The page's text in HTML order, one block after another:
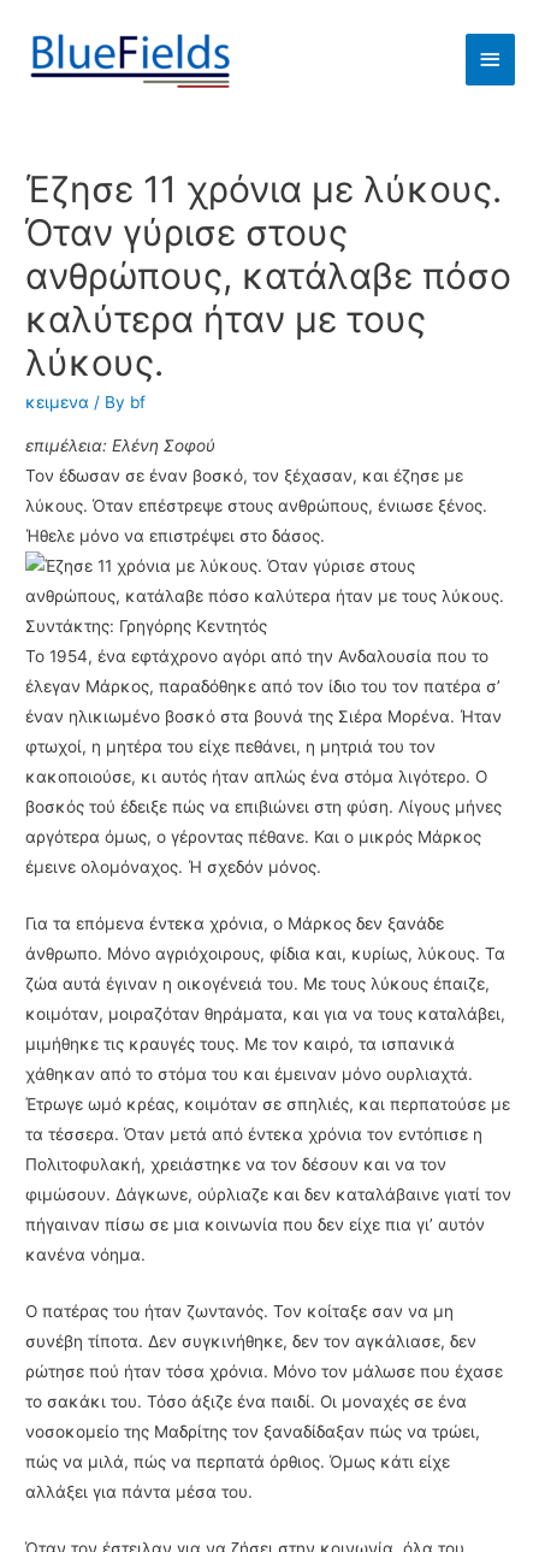
Έζησε 11 χρόνια με λύκους.
Όταν γύρισε στους
ανθρώπους, κατάλαβε πόσο
καλύτερα ήταν με τους
λύκους.
κειμενα / By bf
επιμέλεια: Ελένη Σοφού
Τον έδωσαν σε έναν βοσκό, τον ξέχασαν, και έζησε με
λύκους. Όταν επέστρεψε στους ανθρώπους, ένιωσε ξένος.
Ήθελε μόνο να επιστρέψει στο δάσος.
Συντάκτης: Γρηγόρης Κεντητός
Το 1954, ένα εφτάχρονο αγόρι από την Ανδαλουσία που το
έλεγαν Μάρκος, παραδόθηκε από τον ίδιο του τον πατέρα σ’
έναν ηλικιωμένο βοσκό στα βουνά της Σιέρα Μορένα. Ήταν
φτωχοί, η μητέρα του είχε πεθάνει, η μητριά του τον
κακοποιούσε, κι αυτός ήταν απλώς ένα στόμα λιγότερο. Ο
βοσκός τού έδειξε πώς να επιβιώνει στη φύση. Λίγους μήνες
αργότερα όμως, ο γέροντας πέθανε. Και ο μικρός Μάρκος
έμεινε ολομόναχος. Ή σχεδόν μόνος.
Για τα επόμενα έντεκα χρόνια, ο Μάρκος δεν ξανάδε
άνθρωπο. Μόνο αγριόχοιρους, φίδια και, κυρίως, λύκους. Τα
ζώα αυτά έγιναν η οικογένειά του. Με τους λύκους έπαιζε,
κοιμόταν, μοιραζόταν θηράματα, και για να τους καταλάβει,
μιμήθηκε τις κραυγές τους. Με τον καιρό, τα ισπανικά
χάθηκαν από το στόμα του και έμειναν μόνο ουρλιαχτά.
Έτρωγε ωμό κρέας, κοιμόταν σε σπηλιές, και περπατούσε με
τα τέσσερα. Όταν μετά από έντεκα χρόνια τον εντόπισε η
Πολιτοφυλακή, χρειάστηκε να τον δέσουν και να τον
φιμώσουν. Δάγκωνε, ούρλιαζε και δεν καταλάβαινε γιατί τον
πήγαιναν πίσω σε μια κοινωνία που δεν είχε πια γι’ αυτόν
κανένα νόημα.
Ο πατέρας του ήταν ζωντανός. Τον κοίταξε σαν να μη
συνέβη τίποτα. Δεν συγκινήθηκε, δεν τον αγκάλιασε, δεν
ρώτησε πού ήταν τόσα χρόνια. Μόνο τον μάλωσε που έχασε
το σακάκι του. Τόσο άξιζε ένα παιδί. Οι μοναχές σε ένα
νοσοκομείο της Μαδρίτης τον ξαναδίδαξαν πώς να τρώει,
πώς να μιλά, πώς να περπατά όρθιος. Όμως κάτι είχε
αλλάξει για πάντα μέσα του.
Όταν τον έστειλαν για να ζήσει στην κοινωνία, όλα του